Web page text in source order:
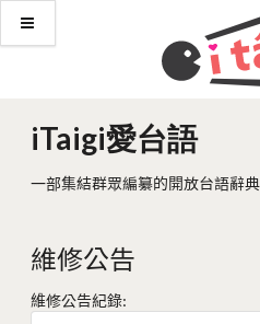
iTaigi愛台語
一部集結群眾編纂的開放台語辭典
維修公告
維修公告紀錄: